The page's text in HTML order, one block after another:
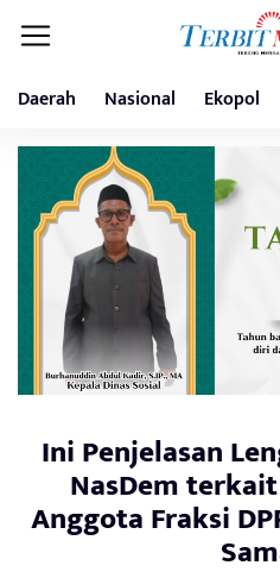
Daerah Nasional Ekopol
Ini Penjelasan
NasDem
Anggota Fraksi